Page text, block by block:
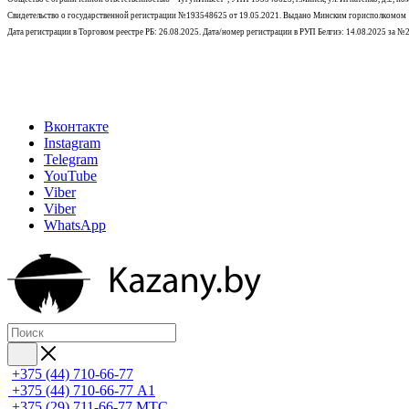
Свидетельство о государственной регистрации №193548625 от 19.05.2021. Выдано Минским горисполкомом
Дата регистрации в Торговом реестре РБ: 26.08.2025. Дата/номер регистрации в РУП Белгиэ: 14.08.2025 за
Вконтакте
Instagram
Telegram
YouTube
Viber
Viber
WhatsApp
+375 (44) 710-66-77
+375 (44) 710-66-77 А1